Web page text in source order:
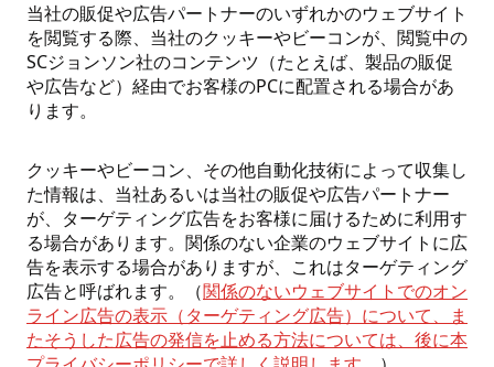
当社の販促や広告パートナーのいずれかのウェブサイト
を閲覧する際、当社のクッキーやビーコンが、閲覧中の
SCジョンソン社のコンテンツ（たとえば、製品の販促
や広告など）経由でお客様のPCに配置される場合があ
ります。
クッキーやビーコン、その他自動化技術によって収集し
た情報は、当社あるいは当社の販促や広告パートナー
が、ターゲティング広告をお客様に届けるために利用す
る場合があります。関係のない企業のウェブサイトに広
告を表示する場合がありますが、これはターゲティング
広告と呼ばれます。（関係のないウェブサイトでのオン
ライン広告の表示（ターゲティング広告）について、ま
たそうした広告の発信を止める方法については、後に本